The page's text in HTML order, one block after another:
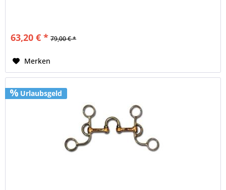
63,20 € * 79,00 € *
Merken
Urlaubsgeld